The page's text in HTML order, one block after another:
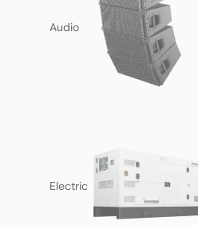
Audio
Electric